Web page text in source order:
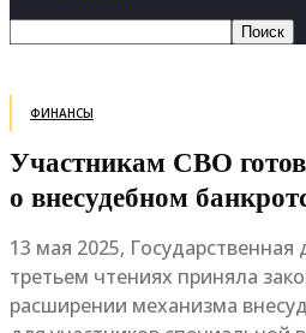
ФИНАНСЫ
Участникам СВО
о внесудебном
13 мая 2025,
третьем чтениях приняла
расширении механизма